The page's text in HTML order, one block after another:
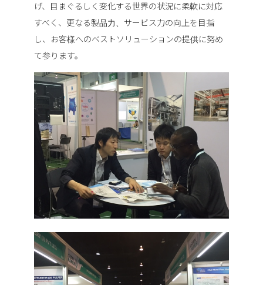
げ、目まぐるしく変化する世界の状況に柔軟に対応
すべく、更なる製品力、サービス力の向上を目指
し、お客様へのベストソリューションの提供に努め
て参ります。